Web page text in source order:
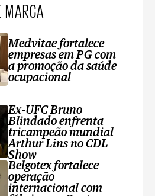
MARCA
Medvitae fortalece
empresas em PG com
a promoção da saúde
ocupacional
Ex-UFC Bruno
Blindado enfrenta
tricampeão mundial
Arthur Lins no CDL
Show
Belgotex fortalece
operação
internacional com